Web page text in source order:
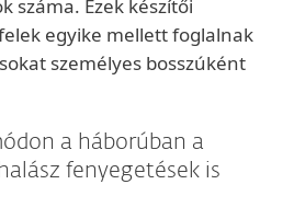
száma. Ezek készítői
egyike mellett foglalnak
személyes bosszúként
a háborúban a
fenyegetések is